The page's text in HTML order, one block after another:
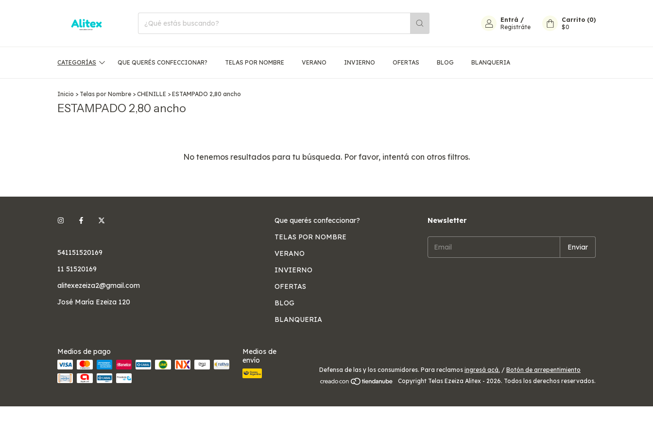
Entrá /
Registráte
Carrito (0)
$0
CATEGORÍAS QUE QUERÉS CONFECCIONAR? TELAS POR NOMBRE VERANO INVIERNO OFERTAS BLOG BLANQUERIA
Inicio > Telas por Nombre > CHENILLE > ESTAMPADO 2,80 ancho
ESTAMPADO 2,80 ancho
No tenemos resultados para tu búsqueda. Por favor, intentá con otros filtros.
541151520169
11 51520169
alitexezeiza2@gmail.com
José María Ezeiza 120
Que querés confeccionar?
TELAS POR NOMBRE
VERANO
INVIERNO
OFERTAS
BLOG
BLANQUERIA
Newsletter
Medios de pago
Medios de
envío
Defensa de las y los consumidores. Para reclamos ingresá acá. / Botón de arrepentimiento
Copyright Telas Ezeiza Alitex - 2026. Todos los derechos reservados.